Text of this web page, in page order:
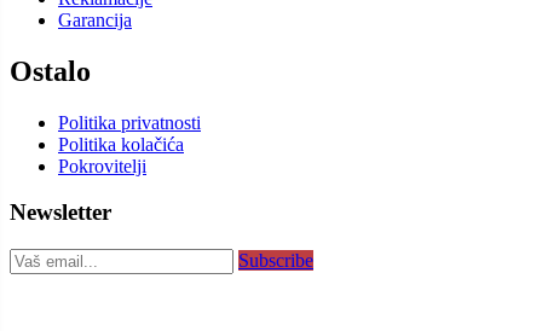
Garancija
Ostalo
Politika privatnosti
Politika kolačića
Pokrovitelji
Newsletter
Subscribe